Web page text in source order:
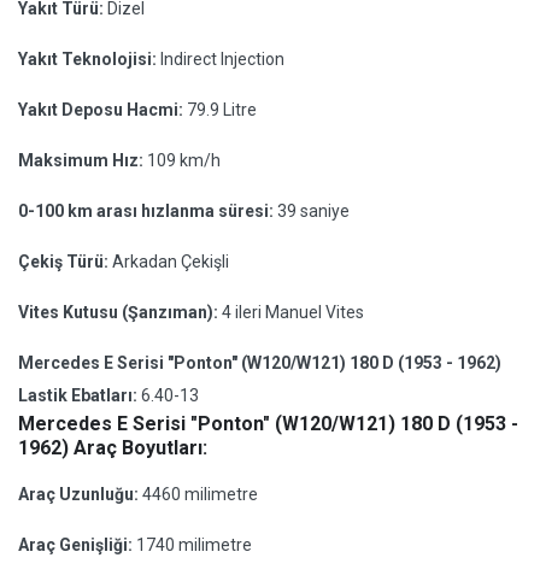
Yakıt Türü: Dizel
Yakıt Teknolojisi: Indirect Injection
Yakıt Deposu Hacmi: 79.9 Litre
Maksimum Hız: 109 km/h
0-100 km arası hızlanma süresi: 39 saniye
Çekiş Türü: Arkadan Çekişli
Vites Kutusu (Şanzıman): 4 ileri Manuel Vites
Mercedes E Serisi "Ponton" (W120/W121) 180 D (1953 - 1962)
Lastik Ebatları: 6.40-13
Mercedes E Serisi "Ponton" (W120/W121) 180 D (1953 -
1962) Araç Boyutları:
Araç Uzunluğu: 4460 milimetre
Araç Genişliği: 1740 milimetre